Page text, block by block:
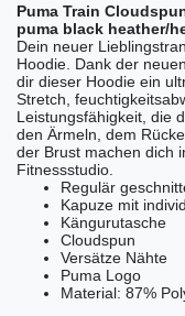
Puma Train
puma black heather/
Dein neuer
Hoodie. Dank der
dir dieser Hoodie ein
Stretch,
Leistungsfähigkeit, die
den Ärmeln, dem
der Brust machen dich
Fitnessstudio.
Regulär
Kapuze mit
Kängurutasche
Cloudspun
Versätze Nähte
Puma Logo
Material: 87%